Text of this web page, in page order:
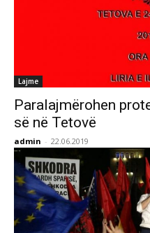
Lajme
Paralajmërohen
së në Tetovë
admin - 22.06.2019